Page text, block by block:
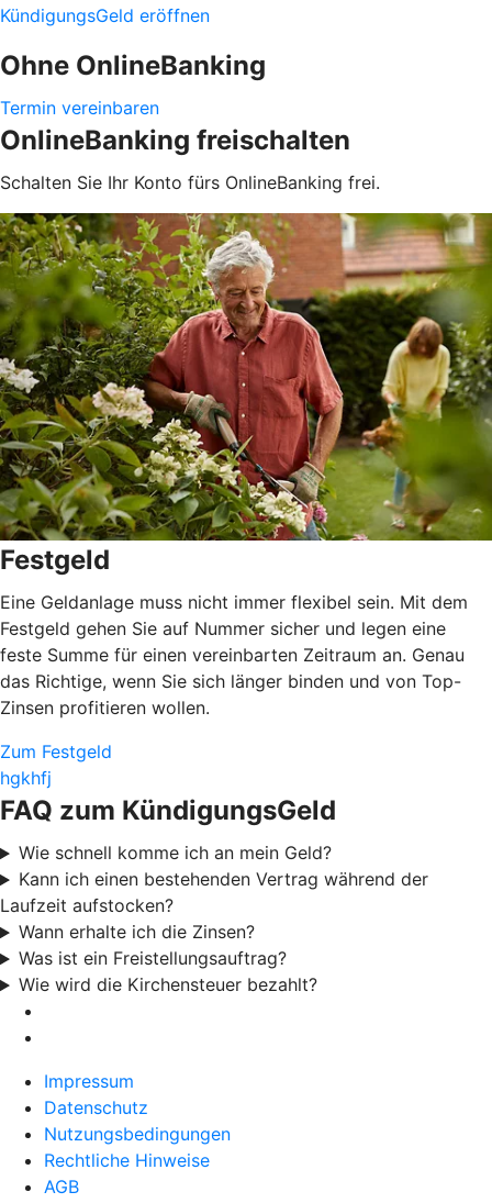
KündigungsGeld eröffnen
Ohne OnlineBanking
Termin vereinbaren
OnlineBanking freischalten
Schalten Sie Ihr Konto fürs OnlineBanking frei.
Festgeld
Eine Geldanlage muss nicht immer flexibel sein. Mit dem
Festgeld gehen Sie auf Nummer sicher und legen eine
feste Summe für einen vereinbarten Zeitraum an. Genau
das Richtige, wenn Sie sich länger binden und von Top-
Zinsen profitieren wollen.
Zum Festgeld
hgkhfj
FAQ zum KündigungsGeld
Wie schnell komme ich an mein Geld?
Kann ich einen bestehenden Vertrag während der
Laufzeit aufstocken?
Wann erhalte ich die Zinsen?
Was ist ein Freistellungsauftrag?
Wie wird die Kirchensteuer bezahlt?
Impressum
Datenschutz
Nutzungsbedingungen
Rechtliche Hinweise
AGB